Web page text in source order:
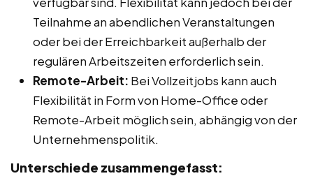
Teilnahme an abendlichen Veranstaltungen
oder bei der Erreichbarkeit außerhalb der
regulären Arbeitszeiten erforderlich sein.
Remote-Arbeit: Bei Vollzeitjobs kann auch
Flexibilität in Form von Home-Office oder
Remote-Arbeit möglich sein, abhängig von der
Unternehmenspolitik.
Unterschiede zusammengefasst: